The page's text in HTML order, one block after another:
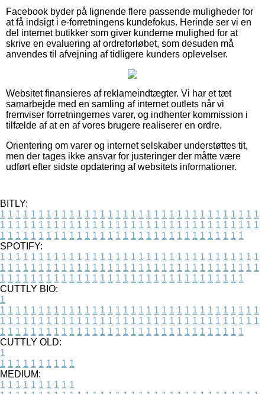
Facebook byder på lignende flere passende muligheder for
at få indsigt i e-forretningens kundefokus. Herinde ser vi en
del internet butikker som giver kunderne mulighed for at
skrive en evaluering af ordreforløbet, som desuden må
anvendes til afvejning af tidligere kunders oplevelser.
Websitet finansieres af reklameindtægter. Vi har et tæt
samarbejde med en samling af internet outlets når vi
fremviser forretningernes varer, og indhenter kommission i
tilfælde af at en af vores brugere realiserer en ordre.
Orientering om varer og internet selskaber understøttes tit,
men der tages ikke ansvar for justeringer der måtte være
udført efter sidste opdatering af websitets informationer.
BITLY:
1 1 1 1 1 1 1 1 1 1 1 1 1 1 1 1 1 1 1 1 1 1 1 1 1 1 1 1 1 1 1 1 1 1
1 1 1 1 1 1 1 1 1 1 1 1 1 1 1 1 1 1 1 1 1 1 1 1 1 1 1 1 1 1 1 1 1 1
1 1 1 1 1 1 1 1 1 1 1 1 1 1 1 1 1 1 1 1 1 1 1 1 1 1 1 1 1 1 1 1
SPOTIFY:
1 1 1 1 1 1 1 1 1 1 1 1 1 1 1 1 1 1 1 1 1 1 1 1 1 1 1 1 1 1 1 1 1 1
1 1 1 1 1 1 1 1 1 1 1 1 1 1 1 1 1 1 1 1 1 1 1 1 1 1 1 1 1 1 1 1 1 1
1 1 1 1 1 1 1 1 1 1 1 1 1 1 1 1 1 1 1 1 1 1 1 1 1 1 1 1 1 1 1 1
CUTTLY BIO:
1
1 1 1 1 1 1 1 1 1 1 1 1 1 1 1 1 1 1 1 1 1 1 1 1 1 1 1 1 1 1 1 1 1 1
1 1 1 1 1 1 1 1 1 1 1 1 1 1 1 1 1 1 1 1 1 1 1 1 1 1 1 1 1 1 1 1 1 1
1 1 1 1 1 1 1 1 1 1 1 1 1 1 1 1 1 1 1 1 1 1 1 1 1 1 1 1 1 1 1 1
CUTTLY OLD:
1
1 1 1 1 1 1 1 1 1 1
MEDIUM:
1 1 1 1 1 1 1 1 1 1